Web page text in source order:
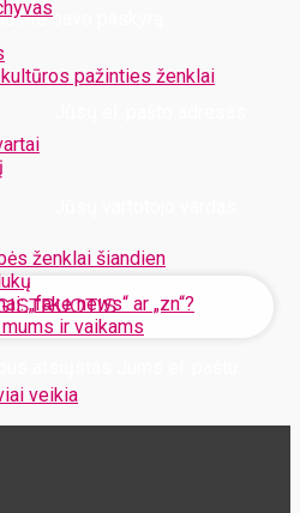
pažinties ženklai
ženklai šiandien
„fake news“ ar „zn“?
ir vaikams
veikia
savo paskyrą
atsiųstas Jums el. paštu